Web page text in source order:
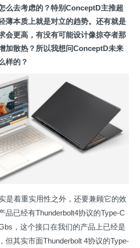
么去考虑的？特别ConceptD主推超
薄本质上就是对立的趋势。还有就是
会更高，有没有可能设计像掠夺者那
加散热？所以我想问ConceptD未来
样的？
是着重实用性之外，还要兼顾它的效
品已经有Thunderbolt4协议的Type-C
，这个接口在我们的产品上已经是
但其实市面Thunderbolt 4协议的Type-